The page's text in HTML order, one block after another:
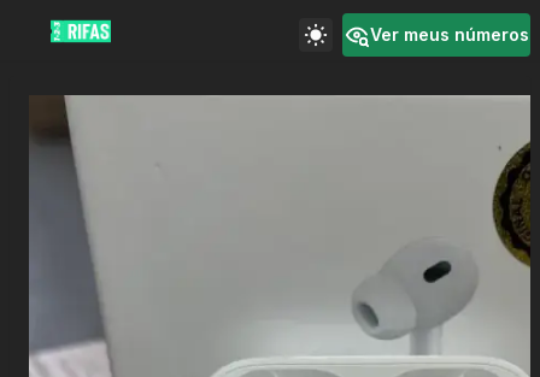
Ver meus números